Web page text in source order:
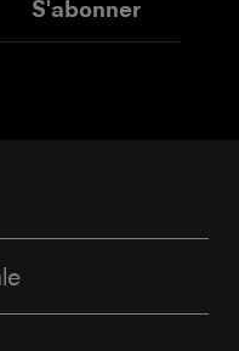
S'abonner